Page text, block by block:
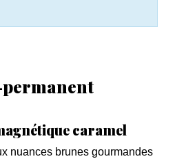
caramel
nuances brunes gourmandes